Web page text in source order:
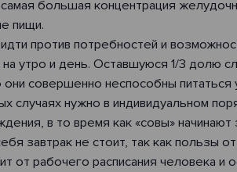
большая концентрация
пищи.
против потребностей и
утро и день. Оставшуюся 1/3 долю
совершенно неспособны
случаях нужно в индивидуальном
в то время как «совы»
завтрак не стоит, так как пользы
от рабочего расписания человека